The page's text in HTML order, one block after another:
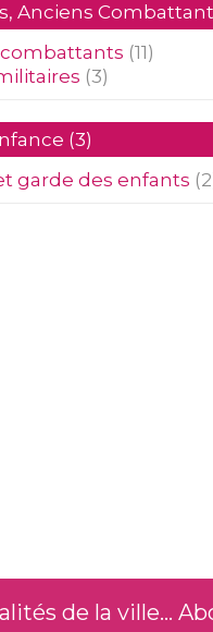
Anciens
(11)
(3)
(3)
garde des enfants
de la ville...